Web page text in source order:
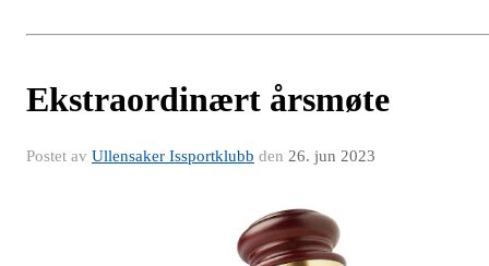
Ekstraordinært årsmøte
Postet av Ullensaker Issportklubb den 26. jun 2023